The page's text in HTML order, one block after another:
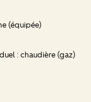
(équipée)
: chaudière (gaz)